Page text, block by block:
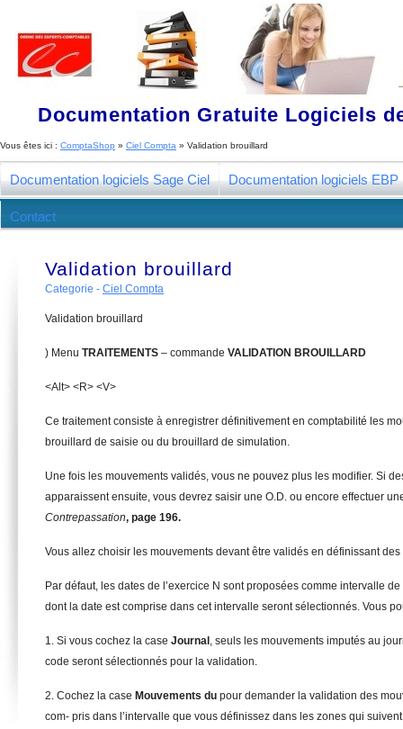
Documentation Gratuite Logiciels
Vous êtes ici : ComptaShop » Ciel Compta » Validation brouillard
Documentation logiciels Sage Ciel Documentation logiciels EBP
Contact
Validation brouillard
Categorie - Ciel Compta
Validation brouillard
) Menu TRAITEMENTS – commande VALIDATION BROUILLARD
<Alt> <R> <V>
Ce traitement consiste à enregistrer définitivement en comptabilité les
brouillard de saisie ou du brouillard de simulation.
Une fois les mouvements validés, vous ne pouvez plus les modifier. Si
apparaissent ensuite, vous devrez saisir une O.D. ou encore effectuer
Contrepassation, page 196.
Vous allez choisir les mouvements devant être validés en définissant
Par défaut, les dates de l’exercice N sont proposées comme intervalle
dont la date est comprise dans cet intervalle seront sélectionnés. Vous
1. Si vous cochez la case Journa , seuls les mouvements imputés au
code seront sélectionnés pour la validation.
2. Cochez la case Mouvements du pour demander la validation des
com- pris dans l’intervalle que vous définissez dans les zones qui